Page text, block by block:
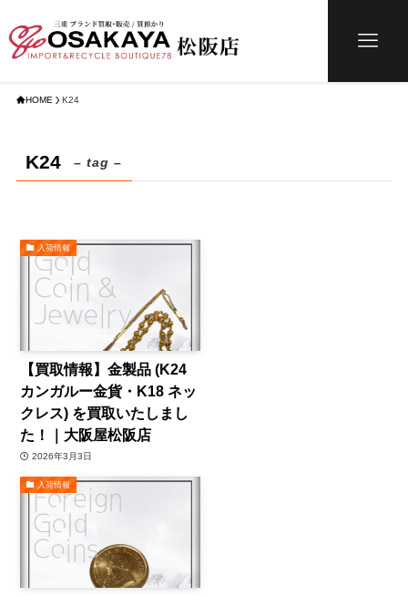
HOME K24
K24 – tag –
入荷情報
【買取情報】金製品 (K24
カンガルー金貨・K18 ネッ
クレス) を買取いたしまし
た！｜大阪屋松阪店
2026年3月3日
入荷情報